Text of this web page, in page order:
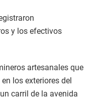
y los efectivos
artesanales que
los exteriores del
carril de la avenida